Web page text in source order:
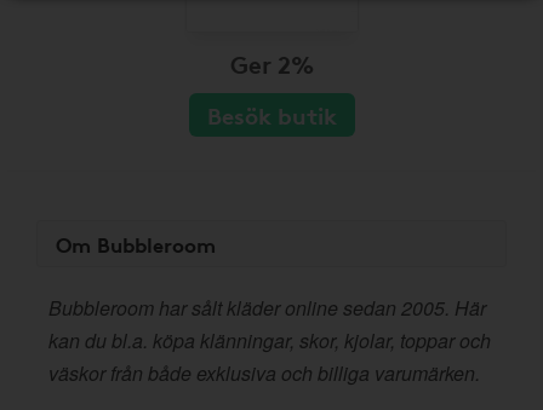
Ger 2%
Besök butik
Om Bubbleroom
Bubbleroom har sålt kläder online sedan 2005. Här
kan du bl.a. köpa klänningar, skor, kjolar, toppar och
väskor från både exklusiva och billiga varumärken.